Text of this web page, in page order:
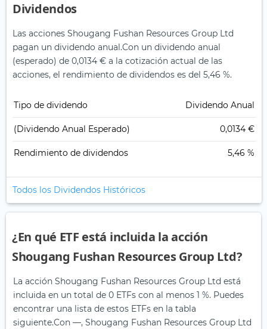
Dividendos
Las acciones Shougang Fushan Resources Group Ltd
pagan un dividendo anual.Con un dividendo anual
(esperado) de 0,0134 € a la cotización actual de las
acciones, el rendimiento de dividendos es del 5,46 %.
Tipo de dividendo Dividendo Anual
(Dividendo Anual Esperado) 0,0134 €
Rendimiento de dividendos 5,46 %
Todos los Dividendos Históricos
¿En qué ETF está incluida la acción
Shougang Fushan Resources Group Ltd?
La acción Shougang Fushan Resources Group Ltd está
incluida en un total de 0 ETFs con al menos 1 %. Puedes
encontrar una lista de estos ETFs en la tabla
siguiente.Con —, Shougang Fushan Resources Group Ltd